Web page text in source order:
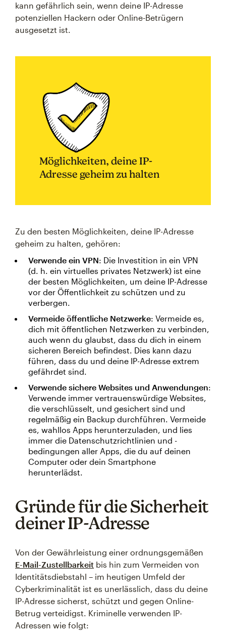
kann gefährlich sein, wenn deine IP-Adresse
potenziellen Hackern oder Online-Betrügern
ausgesetzt ist.
Möglichkeiten, deine IP-
Adresse geheim zu halten
Zu den besten Möglichkeiten, deine IP-Adresse
geheim zu halten, gehören:
Verwende ein VPN: Die Investition in ein VPN
(d. h. ein virtuelles privates Netzwerk) ist eine
der besten Möglichkeiten, um deine IP-Adresse
vor der Öffentlichkeit zu schützen und zu
verbergen.
Vermeide öffentliche Netzwerke: Vermeide es,
dich mit öffentlichen Netzwerken zu verbinden,
auch wenn du glaubst, dass du dich in einem
sicheren Bereich befindest. Dies kann dazu
führen, dass du und deine IP-Adresse extrem
gefährdet sind.
Verwende sichere Websites und Anwendungen:
Verwende immer vertrauenswürdige Websites,
die verschlüsselt, und gesichert sind und
regelmäßig ein Backup durchführen. Vermeide
es, wahllos Apps herunterzuladen, und lies
immer die Datenschutzrichtlinien und -
bedingungen aller Apps, die du auf deinen
Computer oder dein Smartphone
herunterlädst.
Gründe für die Sicherheit
deiner IP-Adresse
Von der Gewährleistung einer ordnungsgemäßen
E-Mail-Zustellbarkeit bis hin zum Vermeiden von
Identitätsdiebstahl – im heutigen Umfeld der
Cyberkriminalität ist es unerlässlich, dass du deine
IP-Adresse sicherst, schützt und gegen Online-
Betrug verteidigst. Kriminelle verwenden IP-
Adressen wie folgt: